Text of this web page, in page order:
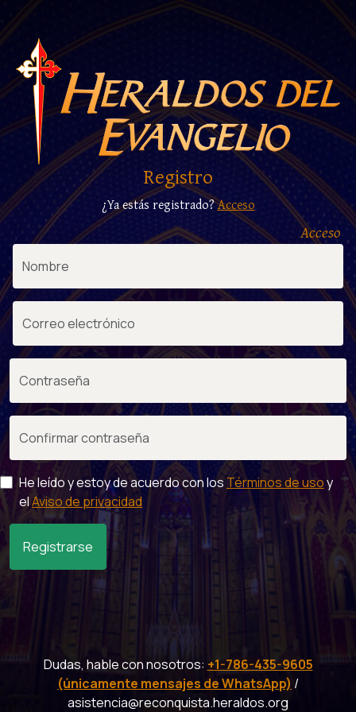
Registro
¿Ya estás registrado?Acceso
Acceso
He leído y estoy de acuerdo con los Términos de usoy
elAviso de privacidad
Registrarse
Dudas, hable con nosotros: +1-786-435-9605
(únicamente mensajes de WhatsApp) /
asistencia@reconquista.heraldos.org